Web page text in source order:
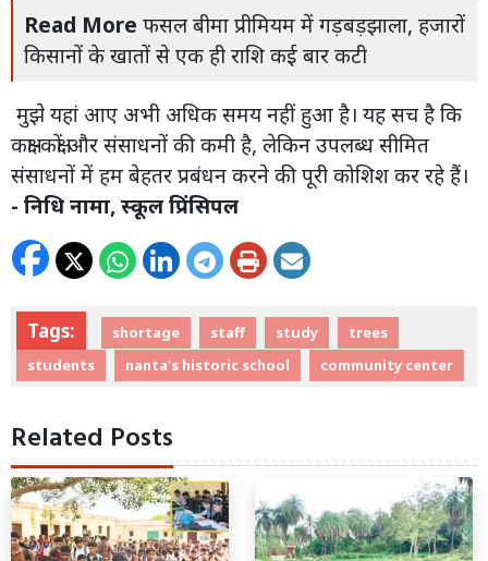
Read More फसल बीमा प्रीमियम में गड़बड़झाला, हजारों
किसानों के खातों से एक ही राशि कई बार कटी
मुझे यहां आए अभी अधिक समय नहीं हुआ है। यह सच है कि
कक्षा-कक्षों और संसाधनों की कमी है, लेकिन उपलब्ध सीमित
संसाधनों में हम बेहतर प्रबंधन करने की पूरी कोशिश कर रहे हैं।
- निधि नामा, स्कूल प्रिंसिपल
Tags: shortage staff study
trees
students
nanta’s historic school community center
Related Posts